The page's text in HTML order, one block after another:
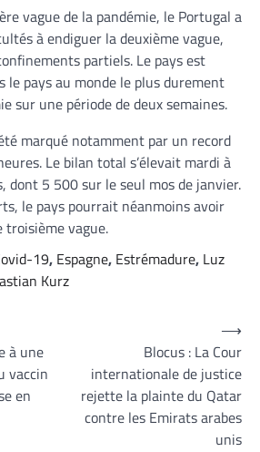
vague de la pandémie, le Portugal a
à endiguer la deuxième vague,
partiels. Le pays est
le pays au monde le plus durement
sur une période de deux semaines.
marqué notamment par un record
Le bilan total s’élevait mardi à
dont 5 500 sur le seul mos de janvier.
le pays pourrait néanmoins avoir
vague.
19, Espagne, Estrémadure, Luz
Kurz
à une
vaccin
en
Blocus : La Cour
internationale de justice
rejette la plainte du Qatar
contre les Emirats arabes
unis
⟶